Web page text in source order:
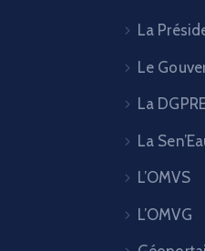
La
Le
La
La
L’OMVS
L’OMVG